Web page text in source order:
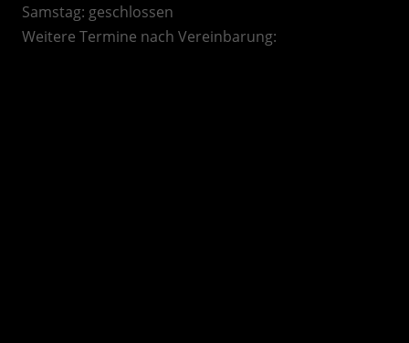
Samstag: geschlossen
Weitere Termine nach Vereinbarung: